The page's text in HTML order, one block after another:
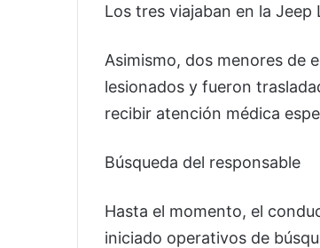
Los tres viajaban en la
Asimismo, dos menores de
lesionados y fueron
recibir atención médica
Búsqueda del responsable
Hasta el momento, el
iniciado operativos de